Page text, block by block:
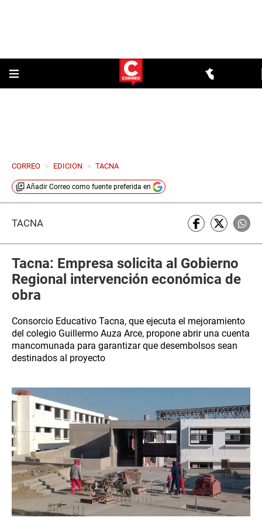
CORREO > EDICION > TACNA
Añadir Correo como fuente preferida en
TACNA
Tacna: Empresa solicita al Gobierno
Regional intervención económica de
obra
Consorcio Educativo Tacna, que ejecuta el mejoramiento
del colegio Guillermo Auza Arce, propone abrir una cuenta
mancomunada para garantizar que desembolsos sean
destinados al proyecto